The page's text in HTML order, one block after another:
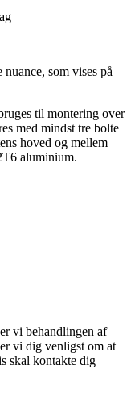
som vises på
til montering over
med mindst tre bolte
hoved og mellem
aluminium.
vi behandlingen af
vi dig venligst om at
skal kontakte dig